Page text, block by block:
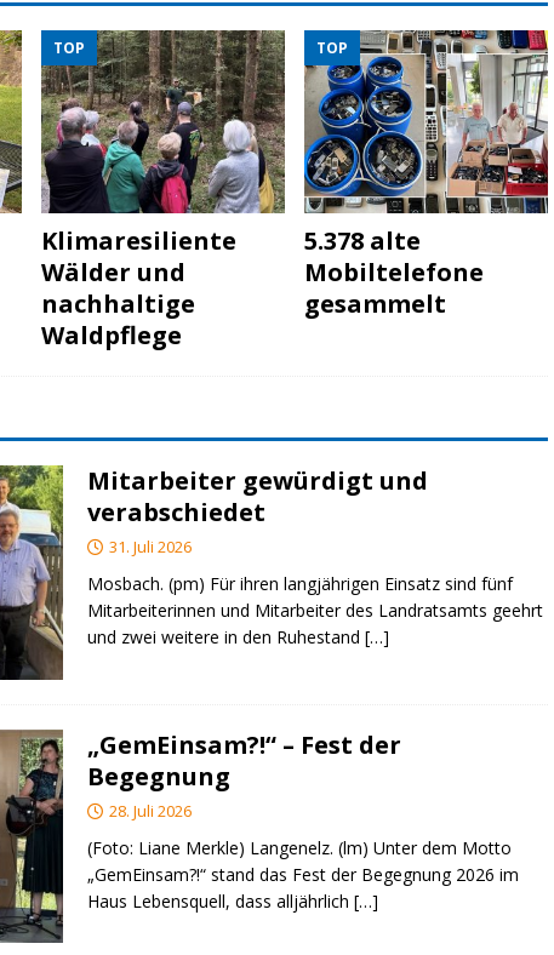
TOP
Klimaresiliente
Wälder und
nachhaltige
Waldpflege
TOP
5.378 alte
Mobiltelefone
gesammelt
Mitarbeiter gewürdigt und
verabschiedet
31. Juli 2026
Mosbach. (pm) Für ihren langjährigen Einsatz sind fünf
Mitarbeiterinnen und Mitarbeiter des Landratsamts geehrt
und zwei weitere in den Ruhestand […]
„GemEinsam?!“ – Fest der
Begegnung
28. Juli 2026
(Foto: Liane Merkle) Langenelz. (lm) Unter dem Motto
„GemEinsam?!“ stand das Fest der Begegnung 2026 im
Haus Lebensquell, dass alljährlich […]